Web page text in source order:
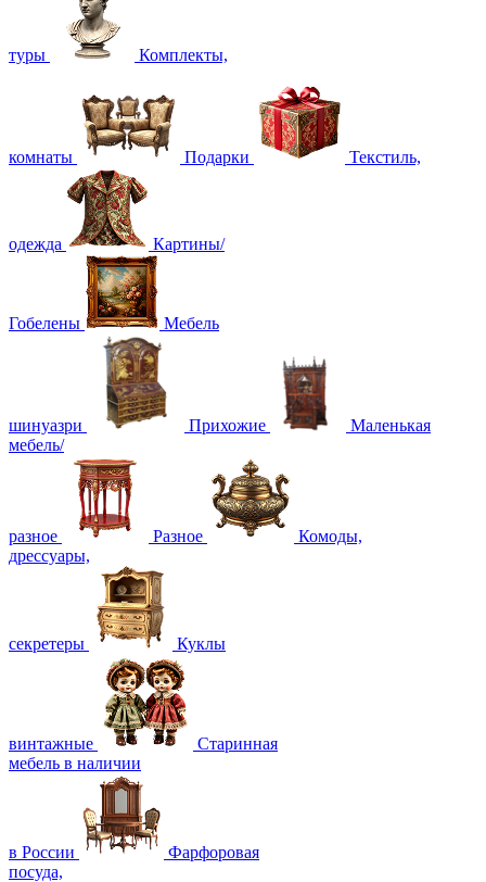
туры Комплекты,
комнаты Подарки Текстиль,
одежда Картины/
Гобелены Мебель
шинуазри Прихожие
Маленькая
мебель/
разное Разное
Комоды,
дрессуары,
секретеры Куклы
винтажные
Старинная
мебель в наличии
в России
Фарфоровая
посуда,